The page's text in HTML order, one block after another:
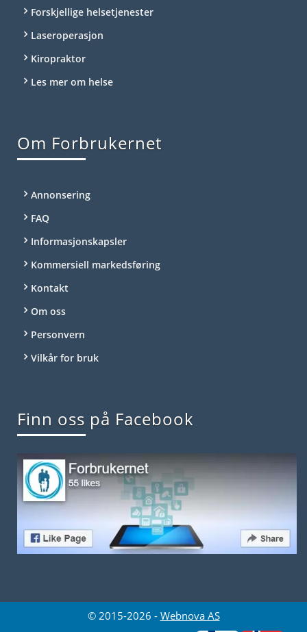
Forskjellige helsetjenester
Laseroperasjon
Kiropraktor
Les mer om helse
Om Forbrukernet
Annonsering
FAQ
Informasjonskapsler
Kommersiell markedsføring
Kontakt
Om oss
Personvern
Vilkår for bruk
Finn oss på Facebook
© 2015-2026 - Webnova AS